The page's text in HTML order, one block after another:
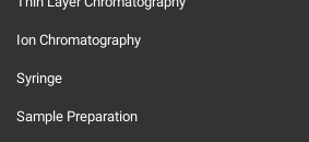
Ion Chromatography
Syringe
Sample Preparation